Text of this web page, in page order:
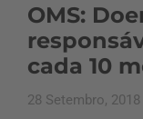
OMS:
cada 10
28 Setembro, 2018